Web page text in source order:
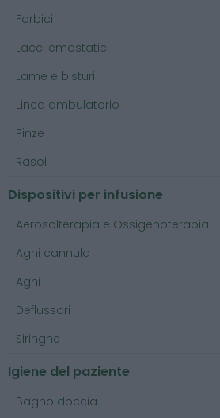
Forbici
Lacci emostatici
Lame e bisturi
Linea ambulatorio
Pinze
Rasoi
Dispositivi per infusione
Aerosolterapia e Ossigenoterapia
Aghi cannula
Aghi
Deflussori
Siringhe
Igiene del paziente
Bagno doccia